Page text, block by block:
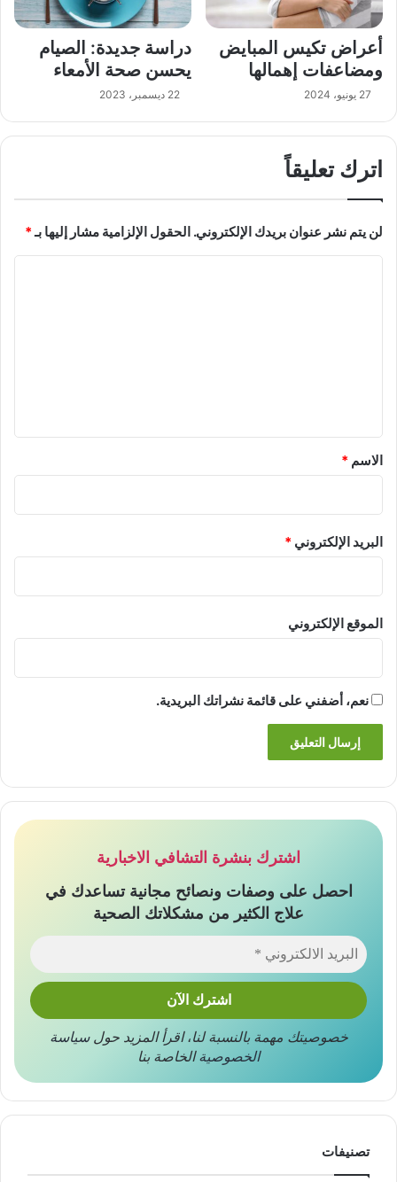
أعراض تكيس المبايض
ومضاعفات إهمالها
27 يونيو، 2024
دراسة جديدة: الصيام
يحسن صحة الأمعاء
22 ديسمبر، 2023
اترك تعليقاً
لن يتم نشر عنوان بريدك الإلكتروني. الحقول الإلزامية مشار إليها بـ*
*الاسم *
البريد الإلكتروني *
الموقع الإلكتروني
نعم، أضفني على قائمة نشراتك البريدية.
اشترك بنشرة التشافي الاخبارية
احصل على وصفات ونصائح مجانية تساعدك في
علاج الكثير من مشكلاتك الصحية
خصوصيتك مهمة بالنسبة لنا،اقرأ المزيد حولسياسة
الخصوصيةالخاصة بنا
تصنيفات